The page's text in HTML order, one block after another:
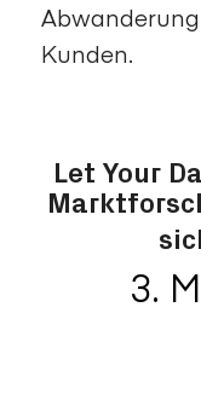
Kunden.
Let Your
3.